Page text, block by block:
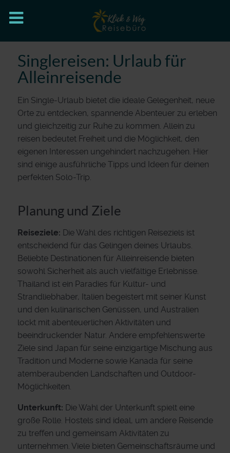
Singlereisen: Urlaub für
Alleinreisende
Ein Single-Urlaub bietet die ideale Gelegenheit, neue
Orte zu entdecken, spannende Abenteuer zu erleben
und gleichzeitig zur Ruhe zu kommen. Allein zu
reisen bedeutet Freiheit und die Möglichkeit, den
eigenen Interessen ungehindert nachzugehen. Hier
sind einige ausführliche Tipps und Ideen für deinen
perfekten Solo-Trip.
Planung und Ziele
Reiseziele: Die Wahl des richtigen Reiseziels ist
entscheidend für das Gelingen deines Urlaubs.
Beliebte Destinationen für Alleinreisende bieten
sowohl Sicherheit als auch vielfältige Erlebnisse.
Thailand ist ein Paradies für Kultur- und
Strandliebhaber, Italien begeistert mit seiner Kunst
und den kulinarischen Genüssen, und Australien
lockt mit abenteuerlichen Aktivitäten und
beeindruckender Natur. Andere empfehlenswerte
Ziele sind Japan für seine einzigartige Mischung aus
Tradition und Moderne sowie Kanada für seine
atemberaubenden Landschaften und Outdoor-
Möglichkeiten.
Unterkunft: Die Wahl der Unterkunft spielt eine
große Rolle. Hostels sind ideal, um andere Reisende
zu treffen und gemeinsam Aktivitäten zu
unternehmen. Viele bieten Gemeinschaftsräume und